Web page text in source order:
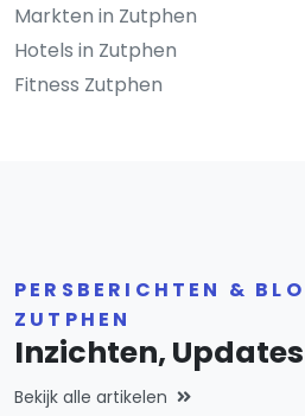
Markten in Zutphen
Hotels in Zutphen
Fitness Zutphen
PERSBERICHTEN &
ZUTPHEN
Inzichten,
Bekijk alle artikelen